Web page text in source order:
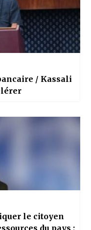
/ Kassali
le citoyen